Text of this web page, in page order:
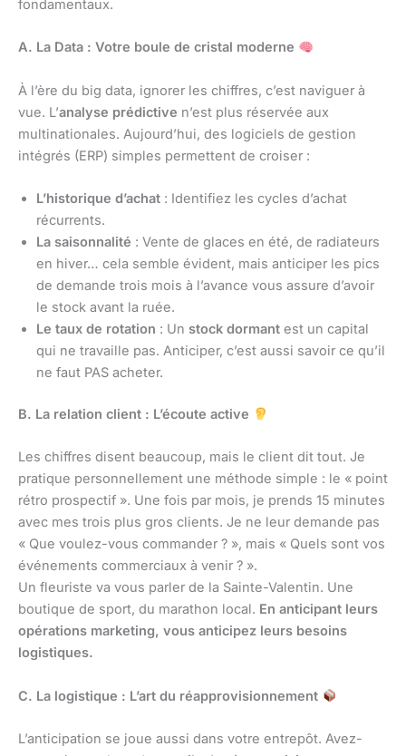
fondamentaux.
A. La Data : Votre boule de cristal moderne
À l’ère du big data, ignorer les chiffres, c’est naviguer à
vue. L’analyse prédictive n’est plus réservée aux
multinationales. Aujourd’hui, des logiciels de gestion
intégrés (ERP) simples permettent de croiser :
L’historique d’achat : Identifiez les cycles d’achat
récurrents.
La saisonnalité : Vente de glaces en été, de radiateurs
en hiver… cela semble évident, mais anticiper les pics
de demande trois mois à l’avance vous assure d’avoir
le stock avant la ruée.
Le taux de rotation : Un stock dormant est un capital
qui ne travaille pas. Anticiper, c’est aussi savoir ce qu’il
ne faut PAS acheter.
B. La relation client : L’écoute active
Les chiffres disent beaucoup, mais le client dit tout. Je
pratique personnellement une méthode simple : le « point
rétro prospectif ». Une fois par mois, je prends 15 minutes
avec mes trois plus gros clients. Je ne leur demande pas
« Que voulez-vous commander ? », mais « Quels sont vos
événements commerciaux à venir ? ».
Un fleuriste va vous parler de la Sainte-Valentin. Une
boutique de sport, du marathon local. En anticipant leurs
opérations marketing, vous anticipez leurs besoins
logistiques.
C. La logistique : L’art du réapprovisionnement
L’anticipation se joue aussi dans votre entrepôt. Avez-